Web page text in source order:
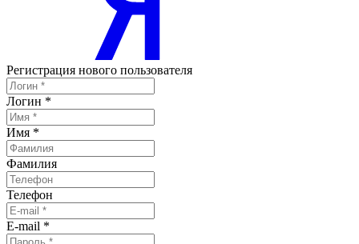
Регистрация нового пользователя
Логин *
Имя *
Фамилия
Телефон
E-mail *